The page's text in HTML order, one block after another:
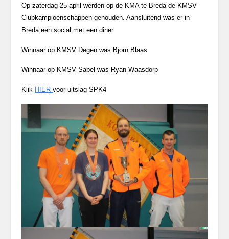
Op zaterdag 25 april werden op de KMA te Breda de KMSV
Clubkampioenschappen gehouden. Aansluitend was er in
Breda een social met een diner.
Winnaar op KMSV Degen was Bjorn Blaas
Winnaar op KMSV Sabel was Ryan Waasdorp
Klik HIERvoor uitslag SPK4